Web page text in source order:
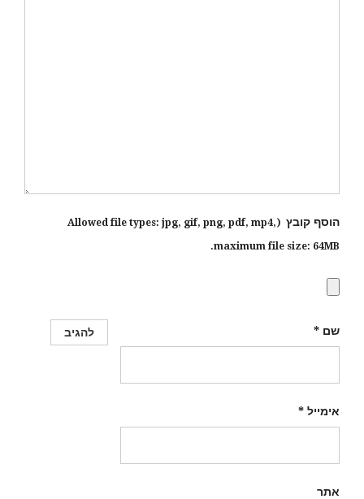
הוסף קובץ (Allowed file types:
jpg, gif, png, pdf, mp4,
maximum file size: 64MB.
שם *
אימייל *
אתר